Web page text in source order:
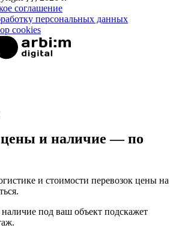
соглашение
персональных данных
cookies
и наличие — по
и стоимости перевозок цены на
под ваш объект подскажет